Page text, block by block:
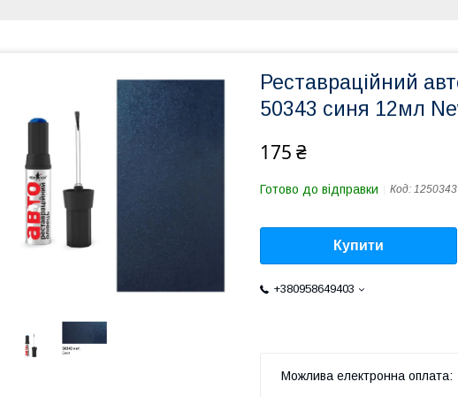
Реставраційний
50343 синя 12мл
175 ₴
Готово до відправки Код: 1250343
Купити
+380958649403